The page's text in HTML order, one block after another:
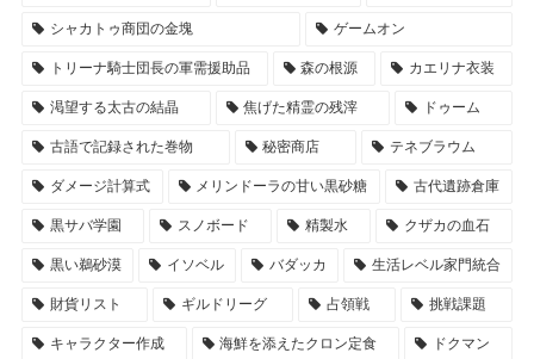
シャカトゥ商団の金塊 ゲームオン
トリーナ騎士団長の軍需援助品 森の根源 カエリナ衣装
渇望する太古の結晶 焦げた精霊の残滓 ドゥーム
古語で記録された巻物 秘密商店 テネブラウム
ダメージ計算式 メリンドーラの甘い黒砂糖 古代遺跡倉庫
黒サバ学園 スノボード 精製水 クザカの血石
黒い鵜砂漠 イソベル バダッカ 生活レベル家門統合
財貨リスト ギルドリーグ 占領戦 挑戦課題
キャラクター作成 海鮮を添えたクロン定食 ドクマン